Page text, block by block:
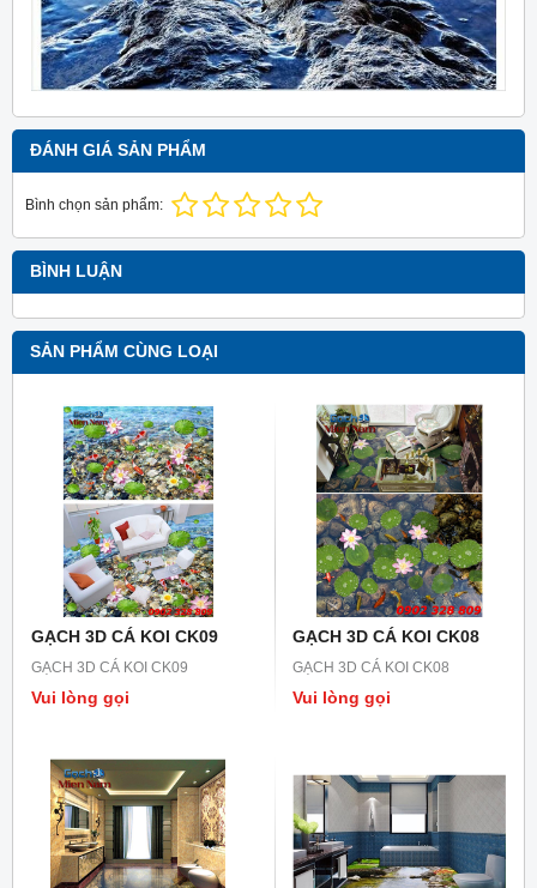
ĐÁNH GIÁ SẢN PHẨM
Bình chọn sản phẩm:
BÌNH LUẬN
SẢN PHẨM CÙNG LOẠI
GẠCH 3D CÁ KOI CK09
GẠCH 3D CÁ KOI CK09
Vui lòng gọi
GẠCH 3D CÁ KOI CK08
GẠCH 3D CÁ KOI CK08
Vui lòng gọi